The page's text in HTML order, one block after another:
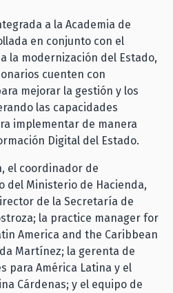
a la Academia de
en conjunto con el
la modernización del Estado,
cuenten con
mejorar la gestión y los
las capacidades
implementar de manera
Digital del Estado.
el coordinador de
del Ministerio de Hacienda,
de la Secretaría de
la practice manager for
America and the Caribbean
Martínez; la gerenta de
para América Latina y el
Cárdenas; y el equipo de